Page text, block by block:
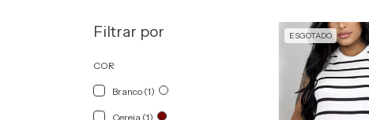
Filtrar por
COR
Branco (1)
Cereja (1)
ESGOTADO